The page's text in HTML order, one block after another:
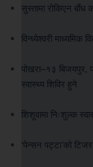
सुस्तामा रोकिएन बाँध
विन्ध्येश्वरी माध्यमिक
पोखरा–१३ बिजयपुर,
स्वास्थ्य शिविर हुने
शिशुवामा निःशुल्क
‘पेन्सन पट्टा’को